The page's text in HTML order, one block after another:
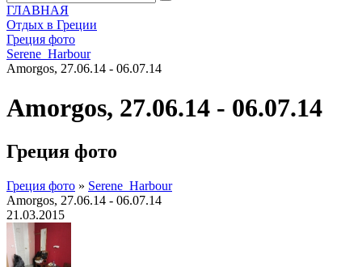
ГЛАВНАЯ
Отдых в Греции
Греция фото
Serene_Harbour
Amorgos, 27.06.14 - 06.07.14
Amorgos, 27.06.14 - 06.07.14
Греция фото
Греция фото » Serene_Harbour
Amorgos, 27.06.14 - 06.07.14
21.03.2015